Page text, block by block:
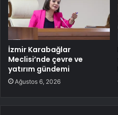
İzmir Karabağlar
Meclisi’nde çevre ve
yatırım gündemi
Ağustos 6, 2026